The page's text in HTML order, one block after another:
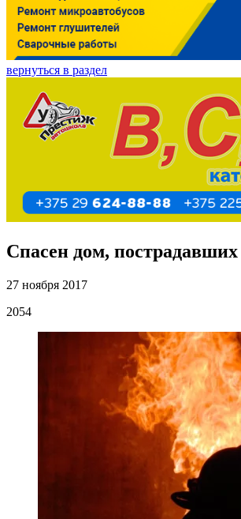
вернуться в раздел
Спасен дом, пострадавших
27 ноября 2017
2054